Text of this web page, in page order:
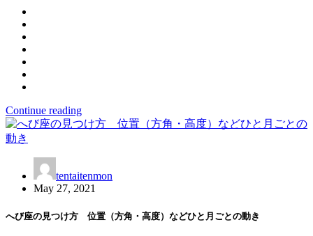
Continue reading
tentaitenmon
May 27, 2021
へび座の見つけ方 位置（方角・高度）などひと月ごとの動き